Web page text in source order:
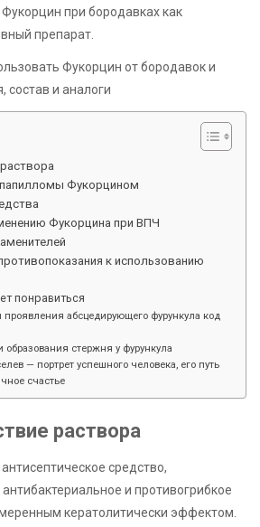
при бородавках как
препарат.
Фукорцином
Фукорцина при ВПЧ
к использованию
понравиться
проявления абсцедирующего фурункула код
образования стержня у фурункула
— портрет успешного человека, его путь
счастье
раствора
средство,
и противогрибкое
кератолитически эффектом.